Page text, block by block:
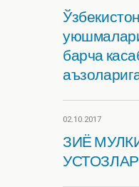
барча
02.10.2017
ЗИЁ
УСТОЗЛАР